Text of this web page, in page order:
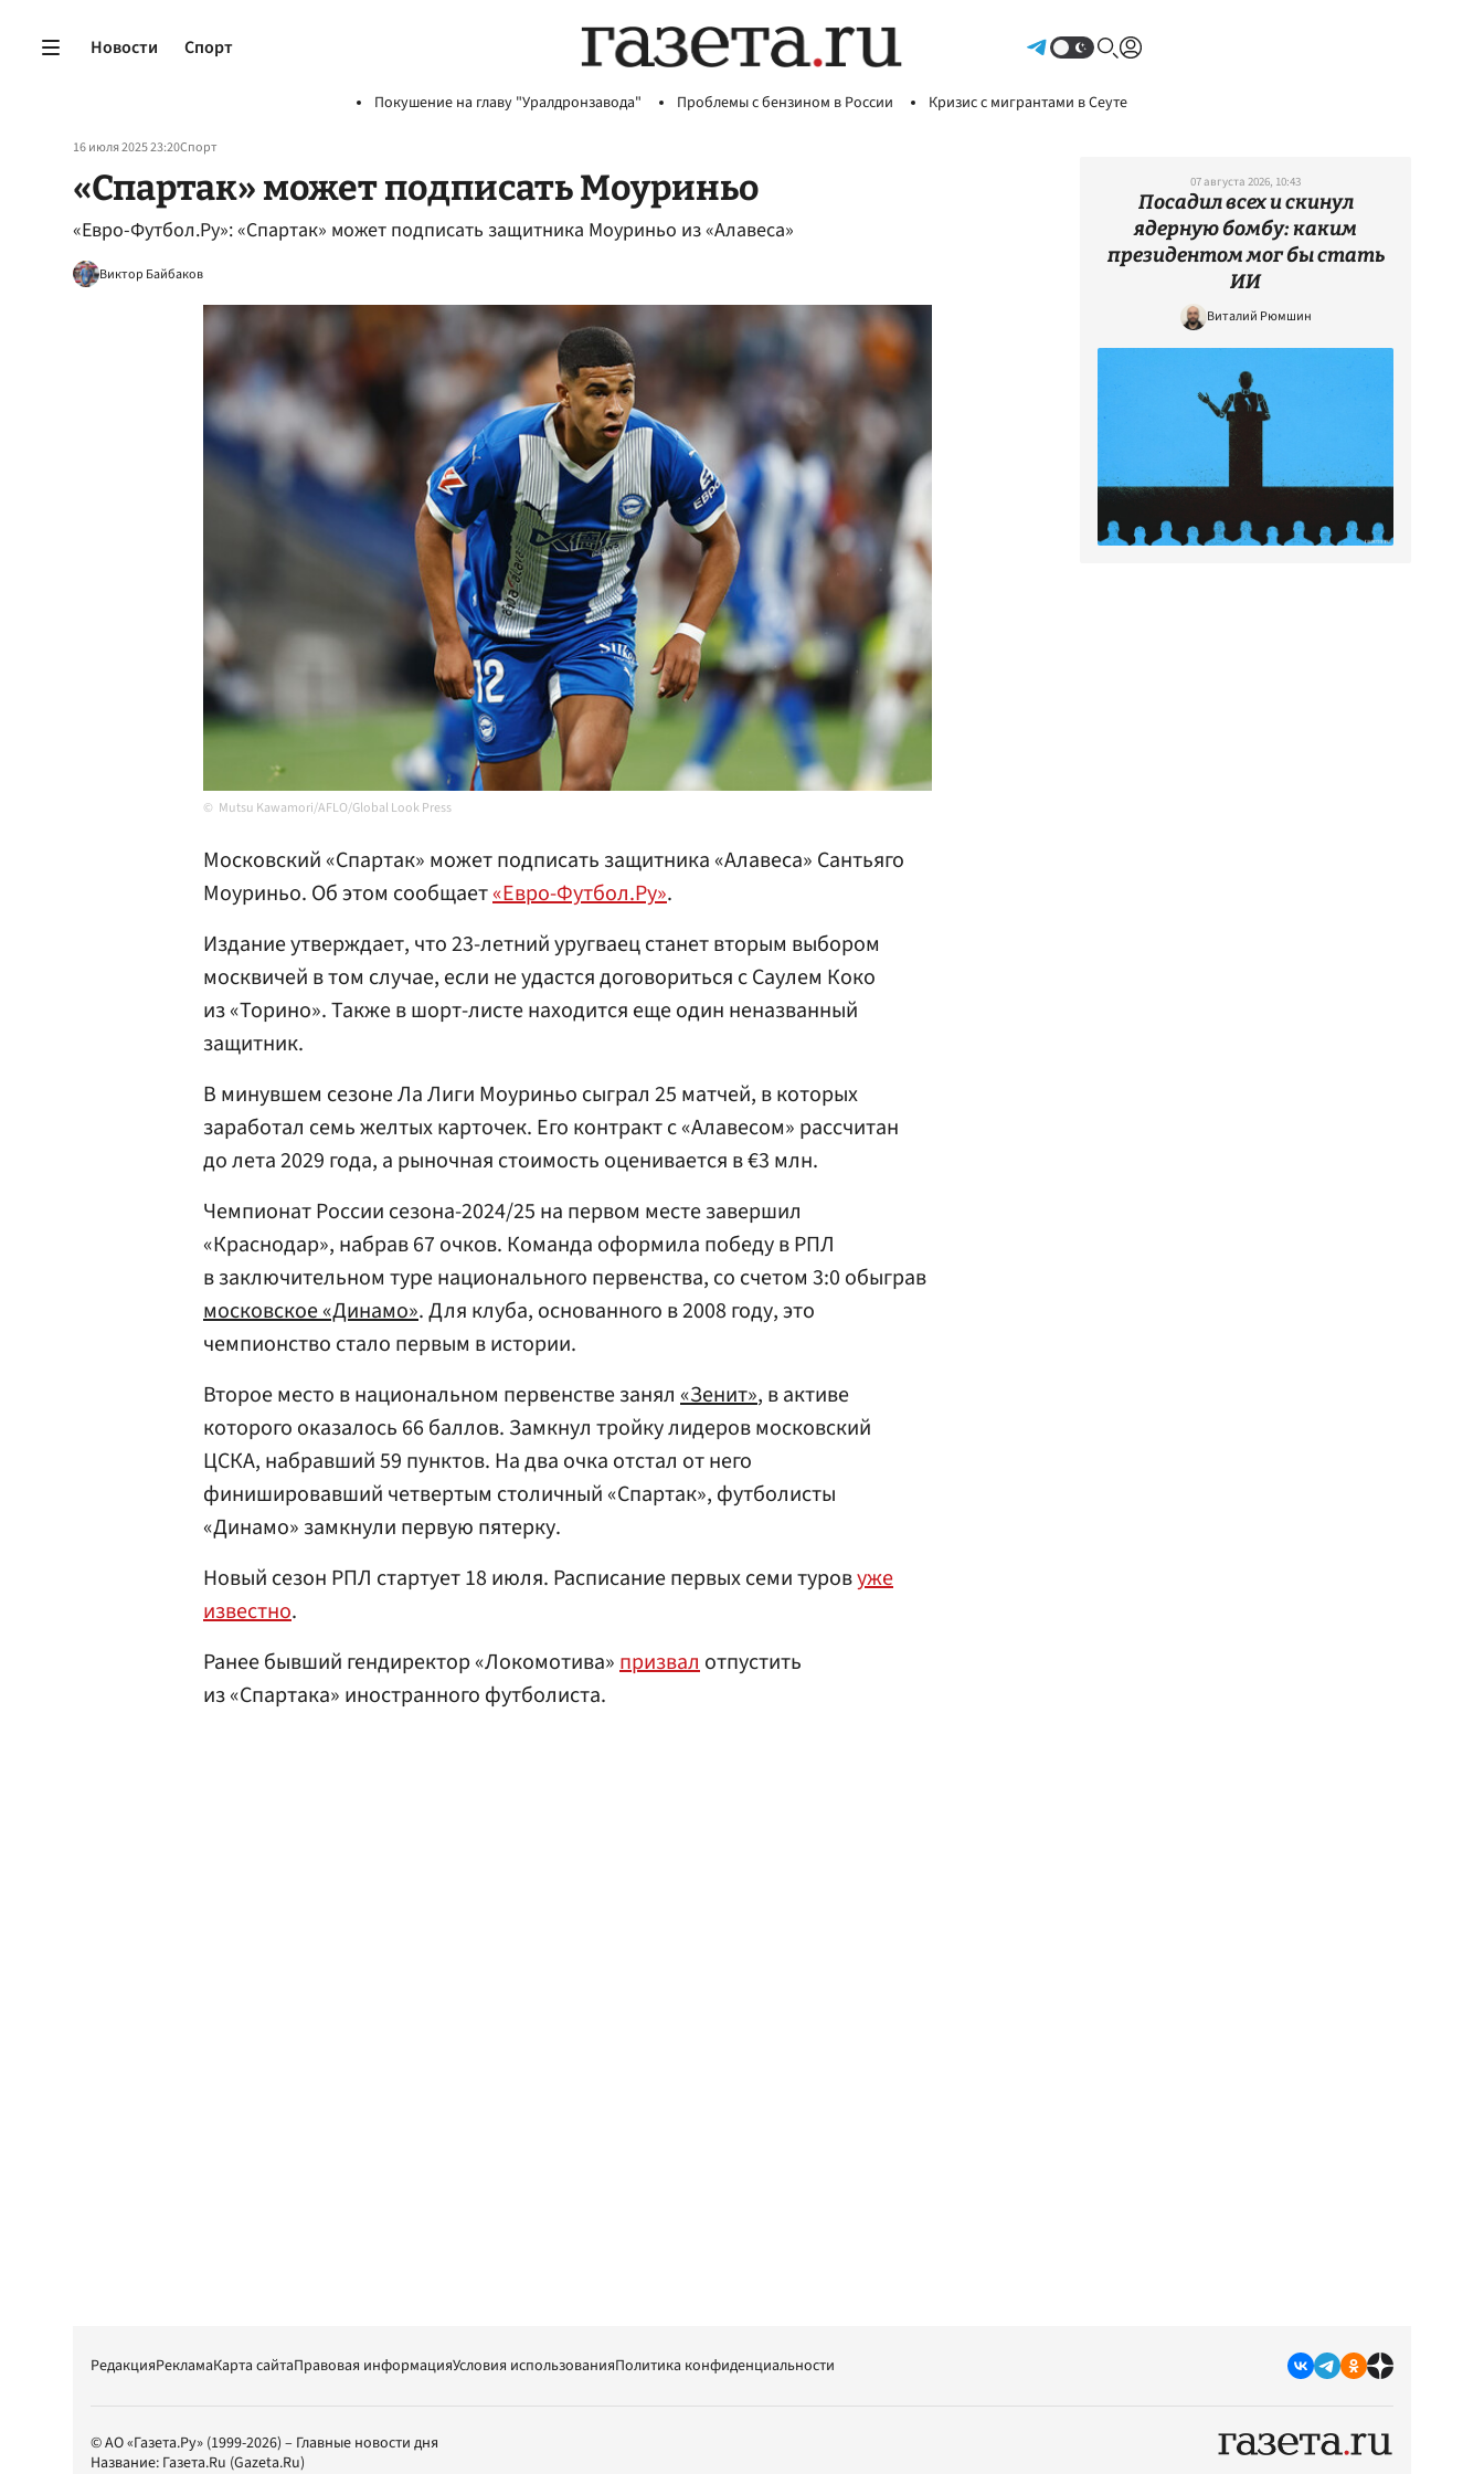
Новости Спорт
Покушение на главу "Уралдронзавода" Проблемы с бензином в России Кризис с мигрантами в Сеуте
16 июля 2025 23:20Спорт
«Спартак» может подписать Моуриньо
«Евро-Футбол.Ру»: «Спартак» может подписать защитника Моуриньо из «Алавеса»
Виктор Байбаков
Mutsu Kawamori/AFLO/Global Look Press
Московский «Спартак» может подписать защитника «Алавеса» Сантьяго
Моуриньо. Об этом сообщает«Евро-Футбол.Ру».
Издание утверждает, что 23-летний уругваец станет вторым выбором
москвичей в том случае, если не удастся договориться с Саулем Коко
из «Торино». Также в шорт-листе находится еще один неназванный
защитник.
В минувшем сезоне Ла Лиги Моуриньо сыграл 25 матчей, в которых
заработал семь желтых карточек. Его контракт с «Алавесом» рассчитан
до лета 2029 года, а рыночная стоимость оценивается в €3 млн.
Чемпионат России сезона-2024/25 на первом месте завершил
«Краснодар», набрав 67 очков. Команда оформила победу в РПЛ
в заключительном туре национального первенства, со счетом 3:0 обыграв
московское «Динамо». Для клуба, основанного в 2008 году, это
чемпионство стало первым в истории.
Второе место в национальном первенстве занял «Зенит», в активе
которого оказалось 66 баллов. Замкнул тройку лидеров московский
ЦСКА, набравший 59 пунктов. На два очка отстал от него
финишировавший четвертым столичный «Спартак», футболисты
«Динамо» замкнули первую пятерку.
Новый сезон РПЛ стартует 18 июля. Расписание первых семи туровуже
известно.
Ранее бывший гендиректор «Локомотива»призвалотпустить
из «Спартака» иностранного футболиста.
07 августа 2026, 10:43
Посадил всех и скинул
ядерную бомбу: каким
президентом мог бы стать
ИИ
Виталий Рюмшин
РедакцияРекламаКарта сайтаПравовая информацияУсловия использованияПолитика конфиденциальности
© АО «Газета.Ру» (1999-2026) – Главные новости дня
Название: Газета.Ru (Gazeta.Ru)